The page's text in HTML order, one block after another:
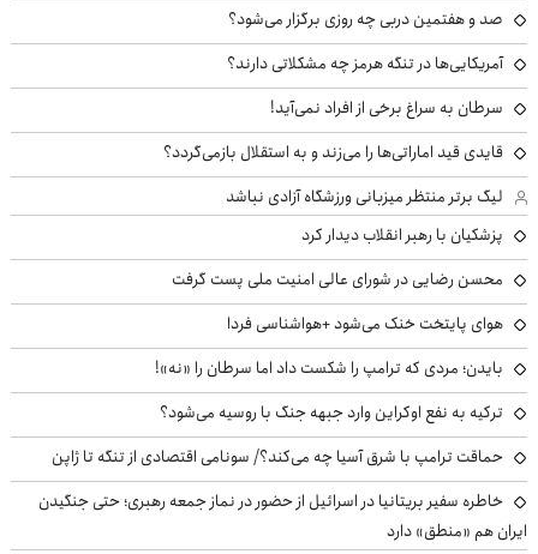
صد و هفتمین دربی چه روزی برگزار می‌شود؟
آمریکایی‌ها در تنگه هرمز چه مشکلاتی دارند؟
سرطان به سراغ برخی از افراد نمی‌آید!
قایدی قید اماراتی‌ها را می‌زند و به استقلال بازمی‌گردد؟
لیگ برتر منتظر میزبانی ورزشگاه آزادی نباشد
پزشکیان با رهبر انقلاب دیدار کرد
محسن رضایی در شورای عالی امنیت ملی پست گرفت
هوای پایتخت خنک می‌شود +هواشناسی فردا
بایدن؛ مردی که ترامپ را شکست داد اما سرطان را «نه»!
ترکیه به نفع اوکراین وارد جبهه جنگ با روسیه می‌شود؟
حماقت ترامپ با شرق آسیا چه می‌کند؟/ سونامی اقتصادی از تنگه تا ژاپن
خاطره سفیر بریتانیا در اسرائیل از حضور در نماز جمعه رهبری؛ حتی جنگیدن
ایران هم «منطق» دارد